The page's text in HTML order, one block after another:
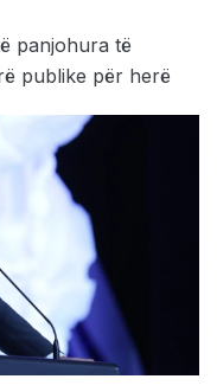
panjohura të
publike për herë